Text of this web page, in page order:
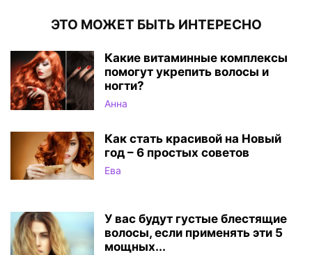
ЭТО МОЖЕТ БЫТЬ ИНТЕРЕСНО
Какие витаминные комплексы
помогут укрепить волосы и
ногти?
Анна
Как стать красивой на Новый
год – 6 простых советов
Ева
У вас будут густые блестящие
волосы, если применять эти 5
мощных...